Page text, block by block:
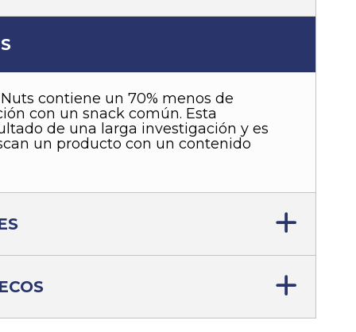
contiene un 70% menos de
con un snack común. Esta
de una larga investigación y es
un producto con un contenido